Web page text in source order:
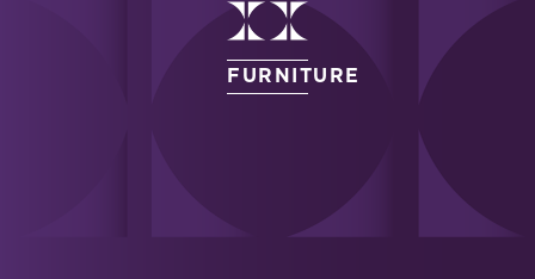
FURNITURE